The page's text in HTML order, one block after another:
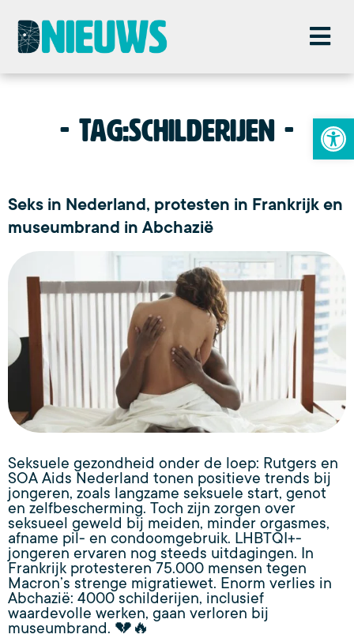
Tag:Schilderijen
Seks in Nederland, protesten in Frankrijk en
museumbrand in Abchazië
Seksuele gezondheid onder de loep: Rutgers en
SOA Aids Nederland tonen positieve trends bij
jongeren, zoals langzame seksuele start, genot
en zelfbescherming. Toch zijn zorgen over
seksueel geweld bij meiden, minder orgasmes,
afname pil- en condoomgebruik. LHBTQI+-
jongeren ervaren nog steeds uitdagingen. In
Frankrijk protesteren 75.000 mensen tegen
Macron’s strenge migratiewet. Enorm verlies in
Abchazië: 4000 schilderijen, inclusief
waardevolle werken, gaan verloren bij
museumbrand. 💔🔥